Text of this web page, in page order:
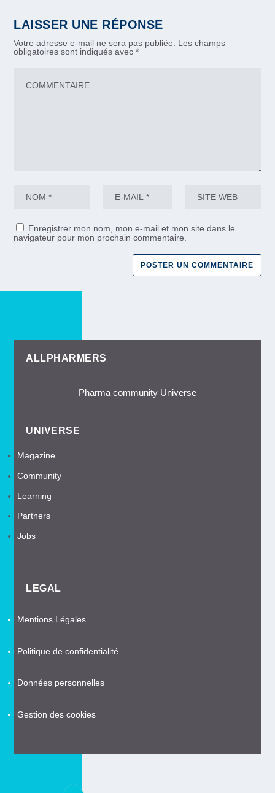
LAISSER UNE RÉPONSE
Votre adresse e-mail ne sera pas publiée. Les champs
obligatoires sont indiqués avec*
Enregistrer mon nom, mon e-mail et mon site dans le
navigateur pour mon prochain commentaire.
ALLPHARMERS
Pharma community Universe
UNIVERSE
Magazine
Community
Learning
Partners
Jobs
LEGAL
Mentions Légales
Politique de confidentialité
Données personnelles
Gestion des cookies